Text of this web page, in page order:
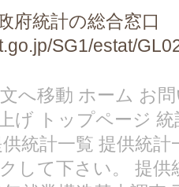
府統計の総合窓口
SG1/estat/
へ移動 ホーム お
げ トップページ
統計一覧 提供統
して下さい。 提供